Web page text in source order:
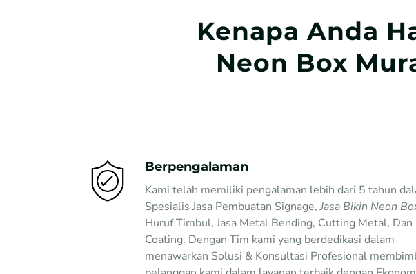
Kenapa Anda
Neon Box
Berpengalaman
Kami telah memiliki pengalaman lebih dari 5 tahun
Spesialis Jasa Pembuatan Signage,Jasa Bikin Neon
Huruf Timbul, Jasa Metal Bending, Cutting Metal, Dan
Coating. Dengan Tim kami yang berdedikasi dalam
menawarkan Solusi & Konsultasi Profesional